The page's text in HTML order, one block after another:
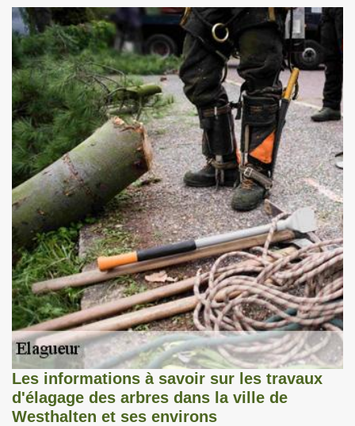
Les informations à savoir sur les travaux
d'élagage des arbres dans la ville de
Westhalten et ses environs